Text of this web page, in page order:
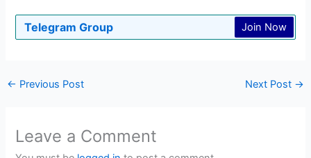
Telegram Group Join Now
← Previous Post Next Post →
Leave a Comment